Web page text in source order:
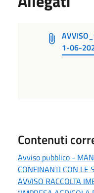
1-06-
Contenuti
Avviso pubblico -
CONFINANTI CON LE
AVVISO RACCOLTA